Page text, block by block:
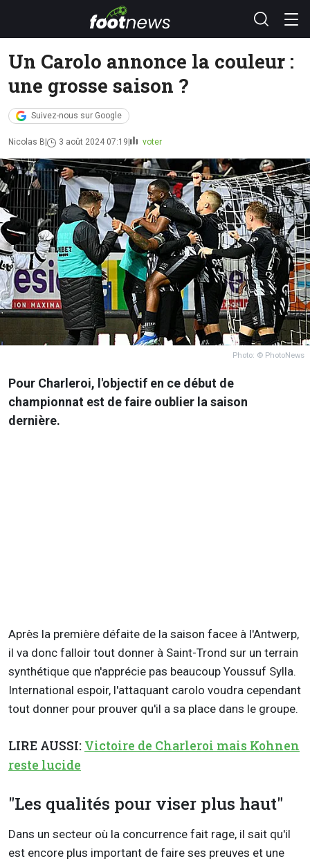
Un Carolo annonce la couleur :
une grosse saison ?
Suivez-nous sur Google
Nicolas B 3 août 2024 07:19 voter
Photo: © PhotoNews
Pour Charleroi, l'objectif en ce début de
championnat est de faire oublier la saison
dernière.
Après la première défaite de la saison facee à l'Antwerp,
il va donc falloir tout donner à Saint-Trond sur un terrain
synthétique que n'apprécie pas beaucoup Youssuf Sylla.
International espoir, l'attaquant carolo voudra cependant
tout donner pour prouver qu'il a sa place dans le groupe.
LIRE AUSSI: Victoire de Charleroi mais Kohnen
reste lucide
"Les qualités pour viser plus haut"
Dans un secteur où la concurrence fait rage, il sait qu'il
est encore plus important de faire ses preuves et une